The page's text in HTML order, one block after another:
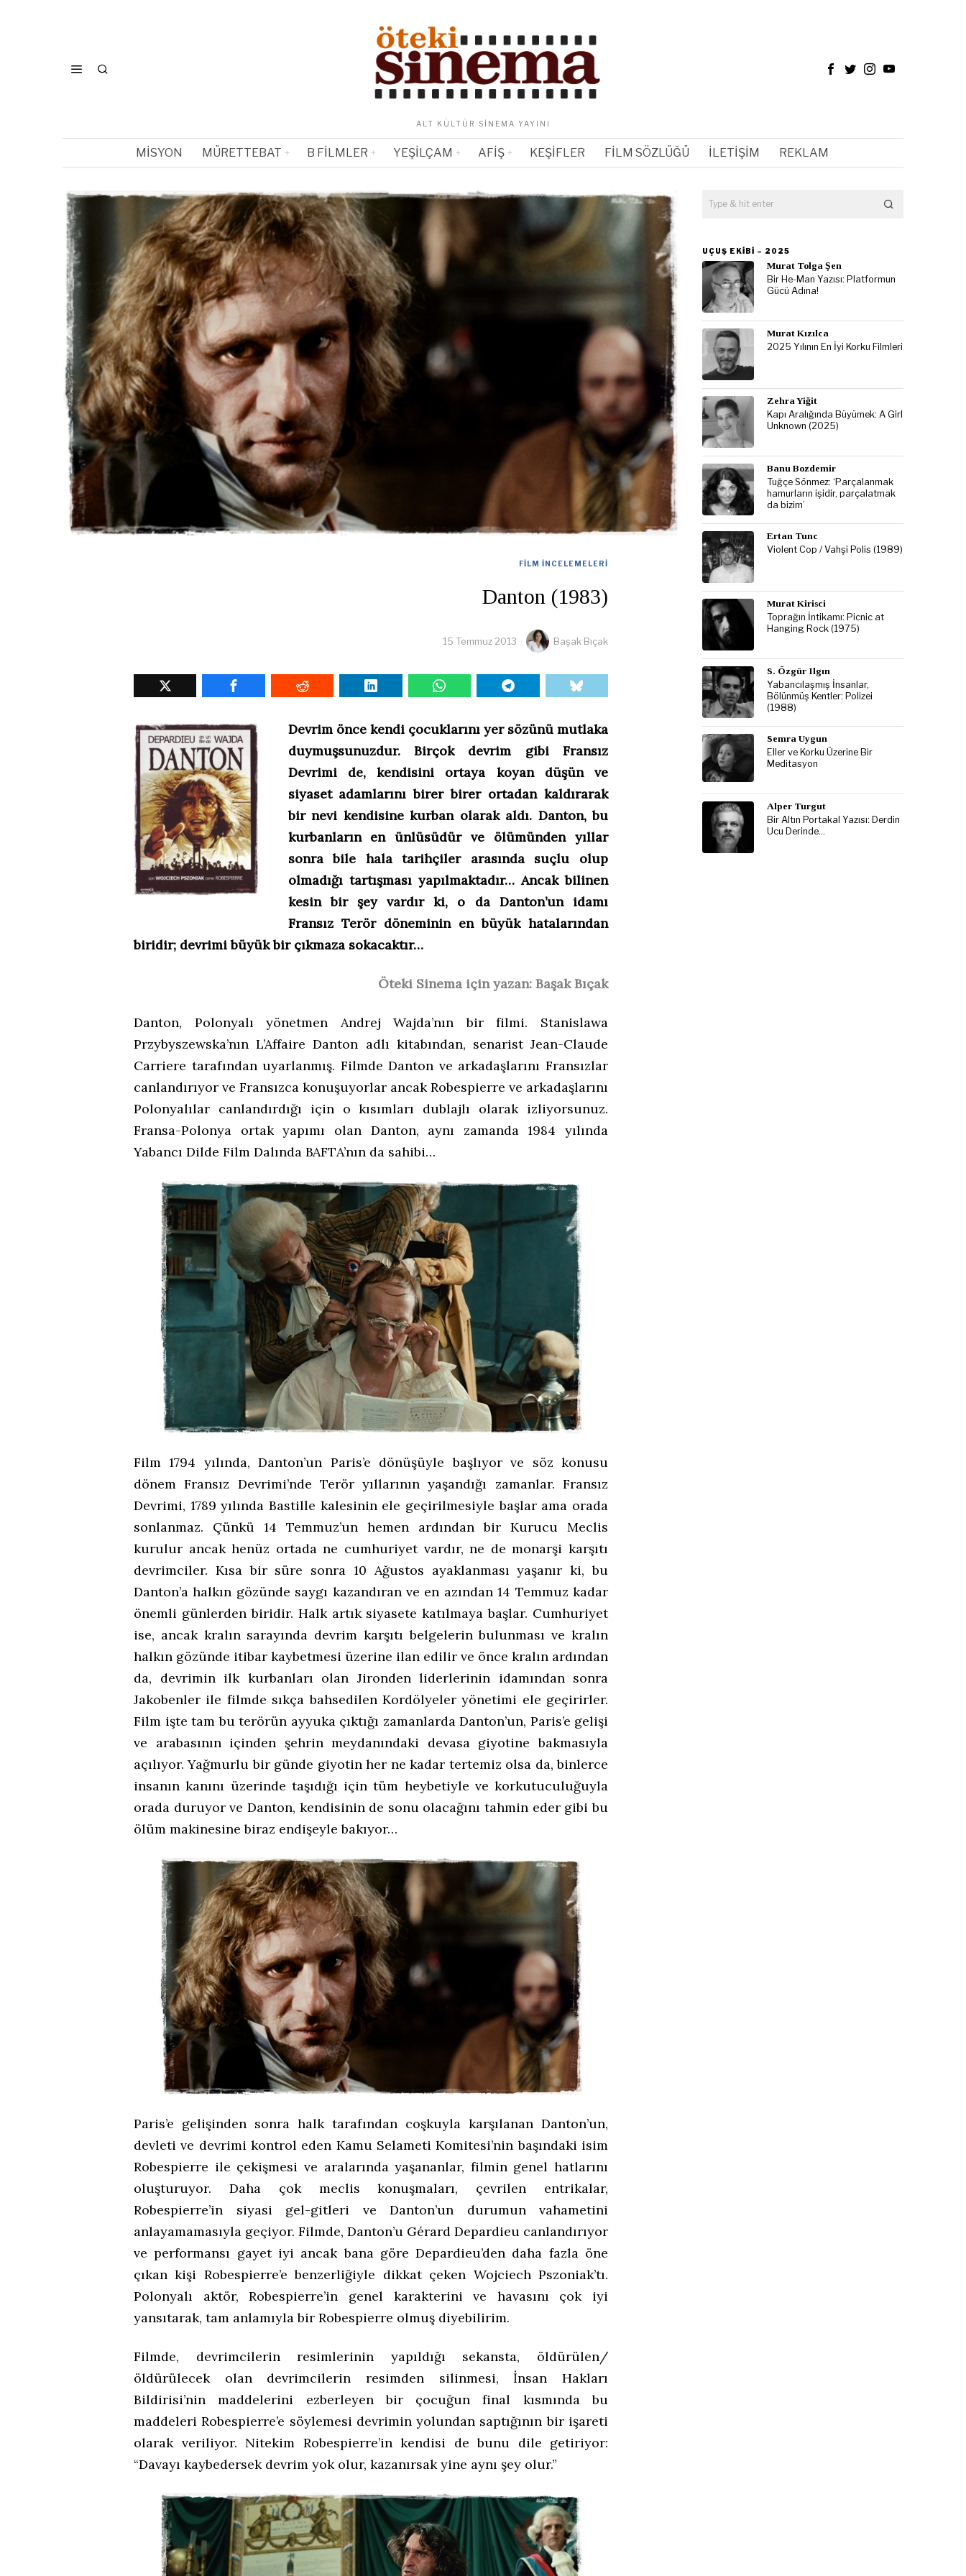
ALT KÜLTÜR SINEMA YAYINI
MISYON MÜRETTEBAT B FILMLER YEŞILÇAM AFIŞ KEŞIFLER FILM SÖZLÜĞÜ İLETIŞIM REKLAM
FILM İNCELEMELERI
Danton (1983)
15 Temmuz 2013 Başak Bıçak
Devrim önce kendi çocuklarını yer sözünü mutlaka
duymuşsunuzdur. Birçok devrim gibi Fransız
Devrimi de, kendisini ortaya koyan düşün ve
siyaset adamlarını birer birer ortadan kaldırarak
bir nevi kendisine kurban olarak aldı. Danton, bu
kurbanların en ünlüsüdür ve ölümünden yıllar
sonra bile hala tarihçiler arasında suçlu olup
olmadığı tartışması yapılmaktadır… Ancak bilinen
kesin bir şey vardır ki, o da Danton’un idamı
Fransız Terör döneminin en büyük hatalarından
biridir; devrimi büyük bir çıkmaza sokacaktır…
Öteki Sinema için yazan: Başak Bıçak
Danton, Polonyalı yönetmen Andrej Wajda’nın bir filmi. Stanislawa
Przybyszewska’nın L’Affaire Danton adlı kitabından, senarist Jean-Claude
Carriere tarafından uyarlanmış. Filmde Danton ve arkadaşlarını Fransızlar
canlandırıyor ve Fransızca konuşuyorlar ancak Robespierre ve arkadaşlarını
Polonyalılar canlandırdığı için o kısımları dublajlı olarak izliyorsunuz.
Fransa-Polonya ortak yapımı olan Danton, aynı zamanda 1984 yılında
Yabancı Dilde Film Dalında BAFTA’nın da sahibi…
Film 1794 yılında, Danton’un Paris’e dönüşüyle başlıyor ve söz konusu
dönem Fransız Devrimi’nde Terör yıllarının yaşandığı zamanlar. Fransız
Devrimi, 1789 yılında Bastille kalesinin ele geçirilmesiyle başlar ama orada
sonlanmaz. Çünkü 14 Temmuz’un hemen ardından bir Kurucu Meclis
kurulur ancak henüz ortada ne cumhuriyet vardır, ne de monarşi karşıtı
devrimciler. Kısa bir süre sonra 10 Ağustos ayaklanması yaşanır ki, bu
Danton’a halkın gözünde saygı kazandıran ve en azından 14 Temmuz kadar
önemli günlerden biridir. Halk artık siyasete katılmaya başlar. Cumhuriyet
ise, ancak kralın sarayında devrim karşıtı belgelerin bulunması ve kralın
halkın gözünde itibar kaybetmesi üzerine ilan edilir ve önce kralın ardından
da, devrimin ilk kurbanları olan Jironden liderlerinin idamından sonra
Jakobenler ile filmde sıkça bahsedilen Kordölyeler yönetimi ele geçirirler.
Film işte tam bu terörün ayyuka çıktığı zamanlarda Danton’un, Paris’e gelişi
ve arabasının içinden şehrin meydanındaki devasa giyotine bakmasıyla
açılıyor. Yağmurlu bir günde giyotin her ne kadar tertemiz olsa da, binlerce
insanın kanını üzerinde taşıdığı için tüm heybetiyle ve korkutuculuğuyla
orada duruyor ve Danton, kendisinin de sonu olacağını tahmin eder gibi bu
ölüm makinesine biraz endişeyle bakıyor…
Paris’e gelişinden sonra halk tarafından coşkuyla karşılanan Danton’un,
devleti ve devrimi kontrol eden Kamu Selameti Komitesi’nin başındaki isim
Robespierre ile çekişmesi ve aralarında yaşananlar, filmin genel hatlarını
oluşturuyor. Daha çok meclis konuşmaları, çevrilen entrikalar,
Robespierre’in siyasi gel-gitleri ve Danton’un durumun vahametini
anlayamamasıyla geçiyor. Filmde, Danton’u Gérard Depardieu canlandırıyor
ve performansı gayet iyi ancak bana göre Depardieu’den daha fazla öne
çıkan kişi Robespierre’e benzerliğiyle dikkat çeken Wojciech Pszoniak’tı.
Polonyalı aktör, Robespierre’in genel karakterini ve havasını çok iyi
yansıtarak, tam anlamıyla bir Robespierre olmuş diyebilirim.
Filmde, devrimcilerin resimlerinin yapıldığı sekansta, öldürülen/
öldürülecek olan devrimcilerin resimden silinmesi, İnsan Hakları
Bildirisi’nin maddelerini ezberleyen bir çocuğun final kısmında bu
maddeleri Robespierre’e söylemesi devrimin yolundan saptığının bir işareti
olarak veriliyor. Nitekim Robespierre’in kendisi de bunu dile getiriyor:
“Davayı kaybedersek devrim yok olur, kazanırsak yine aynı şey olur.”
UÇUŞ EKIBI – 2025
Murat Tolga Şen
Bir He-Man Yazısı: Platformun
Gücü Adına!
Murat Kızılca
2025 Yılının En İyi Korku Filmleri
Zehra Yiğit
Kapı Aralığında Büyümek: A Girl
Unknown (2025)
Banu Bozdemir
Tuğçe Sönmez: ‘Parçalanmak
hamurların işidir, parçalatmak
da bizim’
Ertan Tunc
Violent Cop / Vahşi Polis (1989)
Murat Kirisci
Toprağın İntikamı: Picnic at
Hanging Rock (1975)
S. Özgür Ilgın
Yabancılaşmış İnsanlar,
Bölünmüş Kentler: Polizei
(1988)
Semra Uygun
Eller ve Korku Üzerine Bir
Meditasyon
Alper Turgut
Bir Altın Portakal Yazısı: Derdin
Ucu Derinde…